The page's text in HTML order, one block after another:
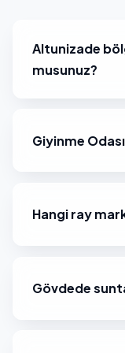
Altunizade
musunuz?
Giyinme
Hangi ray
Gövdede